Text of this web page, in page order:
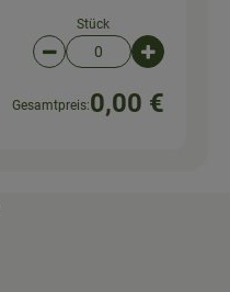
Stück
Artikelanzahl
Gesamtpreis:0,00 €